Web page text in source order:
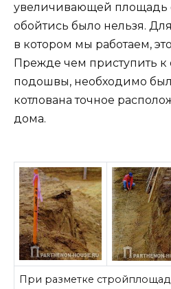
увеличивающей площадь
обойтись было нельзя.
в котором мы работаем,
Прежде чем приступить
подошвы, необходимо
котлована точное
дома.
При разметке